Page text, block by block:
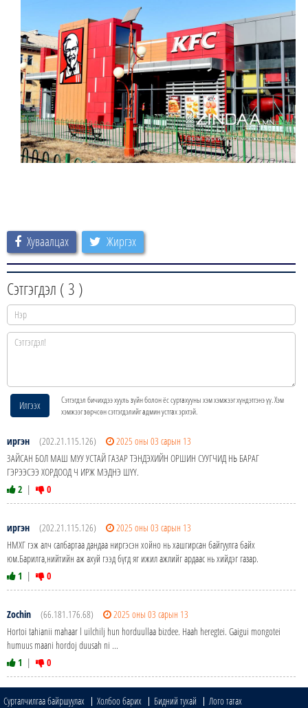
Хуваалцах Жиргэх
Сэтгэгдэл ( 3 )
Илгээх
Сэтгэгдэл бичихдээ хууль зүйн болон ёс суртахууны хэм хэмжээг хүндэтгэнэ үү. Хэм
хэмжээг зөрчсөн сэтгэгдэлийг админ устгах эрхтэй.
иргэн (202.21.115.126)
2025 оны 03 сарын 13
ЗАЙСАН БОЛ МАШ МУУ УСТАЙ ГАЗАР ТЭНДЭХИЙН ОРШИН СУУГЧИД НЬ БАРАГ
ГЭРЭЭСЭЭ ХОРДООД Ч ИРЖ МЭДНЭ ШҮҮ.
2 | 0
иргэн (202.21.115.126)
2025 оны 03 сарын 13
НМХГ гэж алч салбартаа дандаа ниргэсэн хойно нь хашгирсан байгуулга байх
юм.Барилга,нийтийн аж ахуй гээд бүгд яг ижил ажлийг ардаас нь хийдэг газар.
1 | 0
Zochin (66.181.176.68)
2025 оны 03 сарын 13
Hortoi tahianii mahaar l uilchilj hun horduullaa bizdee. Haah heregtei. Gaigui mongotei
humuus maani hordoj duusah ni ...
1 | 0
Сурталчилгаа байршуулах Холбоо барих Бидний тухай Лого татах